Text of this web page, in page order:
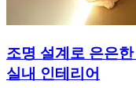
조명 설계로 은은
실내 인테리어